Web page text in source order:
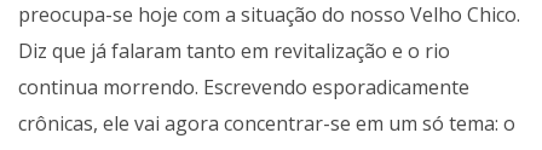
preocupa-se hoje com a situação do nosso Velho Chico.
Diz que já falaram tanto em revitalização e o rio
continua morrendo. Escrevendo esporadicamente
crônicas, ele vai agora concentrar-se em um só tema: o